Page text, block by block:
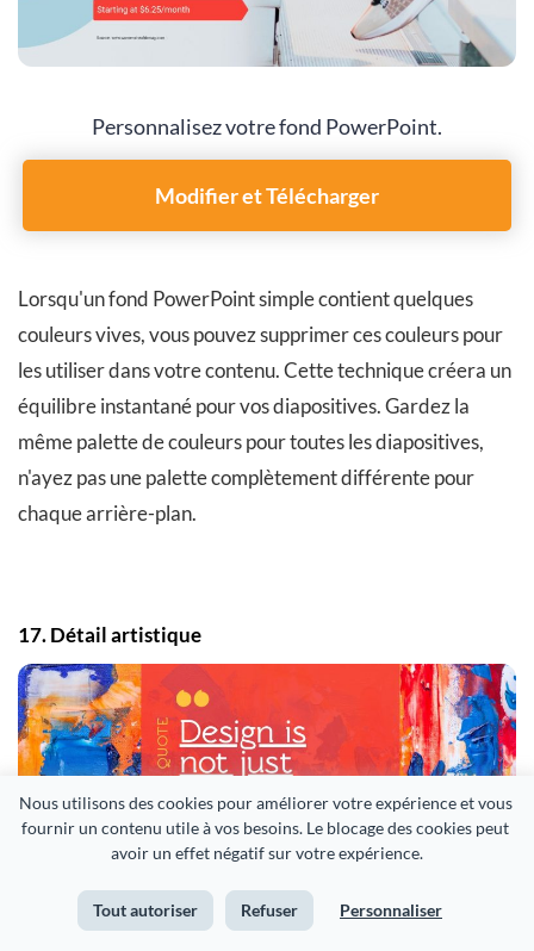
Nous utilisons des cookies pour améliorer votre expérience et vous
fournir un contenu utile à vos besoins. Le blocage des cookies peut
avoir un effet négatif sur votre expérience.
Tout autoriser Refuser Personnaliser
Personnalisez votre fond PowerPoint.
Modifier et Télécharger
Lorsqu'un fond PowerPoint simple contient quelques
couleurs vives, vous pouvez supprimer ces couleurs pour
les utiliser dans votre contenu. Cette technique créera un
équilibre instantané pour vos diapositives. Gardez la
même palette de couleurs pour toutes les diapositives,
n'ayez pas une palette complètement différente pour
chaque arrière-plan.
17. Détail artistique